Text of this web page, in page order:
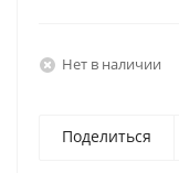
Нет в наличии
Поделиться